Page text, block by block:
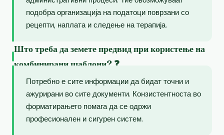
подобра организација на податоци поврзани со
рецепти, наплата и следење на терапија.
Што треба да земете предвид при користење на
комбинирани шаблони? ❓
Потребно е сите информации да бидат точни и
ажурирани во сите документи. Конзистентноста во
форматирањето помага да се одржи
професионален и сигурен систем.